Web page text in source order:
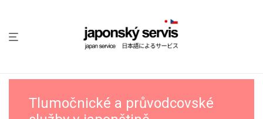
Tlumočnické a průvodcovské